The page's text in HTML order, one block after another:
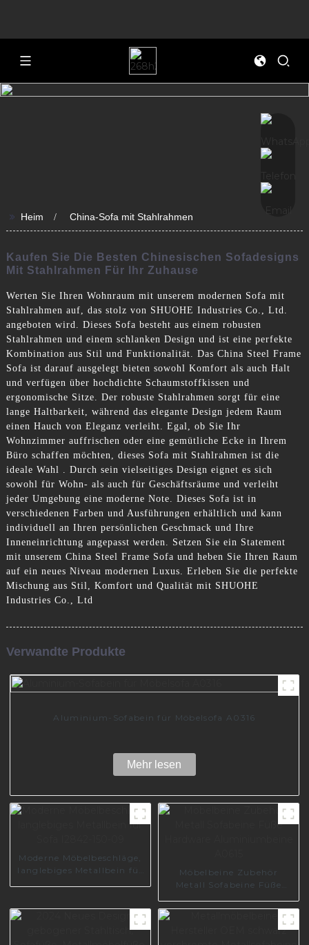
>> Heim China-Sofa mit Stahlrahmen
Kaufen Sie Die Besten Chinesischen Sofadesigns
Mit Stahlrahmen Für Ihr Zuhause
Werten Sie Ihren Wohnraum mit unserem modernen Sofa mit
Stahlrahmen auf, das stolz von SHUOHE Industries Co., Ltd.
angeboten wird. Dieses Sofa besteht aus einem robusten
Stahlrahmen und einem schlanken Design und ist eine perfekte
Kombination aus Stil und Funktionalität. Das China Steel Frame
Sofa ist darauf ausgelegt bieten sowohl Komfort als auch Halt
und verfügen über hochdichte Schaumstoffkissen und
ergonomische Sitze. Der robuste Stahlrahmen sorgt für eine
lange Haltbarkeit, während das elegante Design jedem Raum
einen Hauch von Eleganz verleiht. Egal, ob Sie Ihr
Wohnzimmer auffrischen oder eine gemütliche Ecke in Ihrem
Büro schaffen möchten, dieses Sofa mit Stahlrahmen ist die
ideale Wahl . Durch sein vielseitiges Design eignet es sich
sowohl für Wohn- als auch für Geschäftsräume und verleiht
jeder Umgebung eine moderne Note. Dieses Sofa ist in
verschiedenen Farben und Ausführungen erhältlich und kann
individuell an Ihren persönlichen Geschmack und Ihre
Inneneinrichtung angepasst werden. Setzen Sie ein Statement
mit unserem China Steel Frame Sofa und heben Sie Ihren Raum
auf ein neues Niveau modernen Luxus. Erleben Sie die perfekte
Mischung aus Stil, Komfort und Qualität mit SHUOHE
Industries Co., Ltd
Verwandte Produkte
Aluminium-Sofabein für Möbelsofa A0316
Mehr lesen
Moderne Möbelbeschläge,
langlebiges Metallbein für
Möbelbeine Zubehör
Metall Sofabeine Füße
Aluminiumbeine A0615